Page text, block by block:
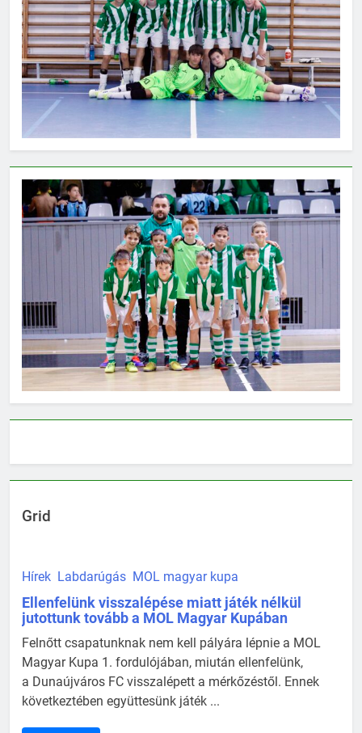
Grid
Hírek Labdarúgás MOL magyar kupa
Ellenfelünk visszalépése miatt játék nélkül
jutottunk tovább a MOL Magyar Kupában
Felnőtt csapatunknak nem kell pályára lépnie a MOL
Magyar Kupa 1. fordulójában, miután ellenfelünk,
a Dunaújváros FC visszalépett a mérkőzéstől. Ennek
következtében együttesünk játék ...